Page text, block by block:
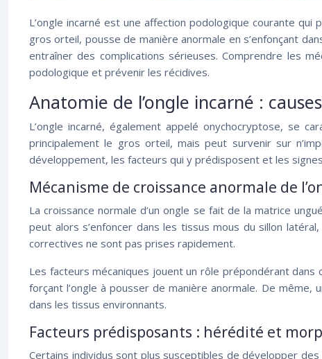
L’ongle incarné est une affection podologique courante
gros orteil, pousse de manière anormale en s’enfonçant
entraîner des complications sérieuses. Comprendre les
podologique et prévenir les récidives.
Anatomie de l’ongle incarné :
L’ongle incarné, également appelé onychocryptose, se
principalement le gros orteil, mais peut survenir sur
développement, les facteurs qui y prédisposent et les signes
Mécanisme de croissance anormale de
La croissance normale d’un ongle se fait de la matrice
peut alors s’enfoncer dans les tissus mous du sillon
correctives ne sont pas prises rapidement.
Les facteurs mécaniques jouent un rôle prépondérant
forçant l’ongle à pousser de manière anormale. De
dans les tissus environnants.
Facteurs prédisposants : hérédité et
Certains individus sont plus susceptibles de développer